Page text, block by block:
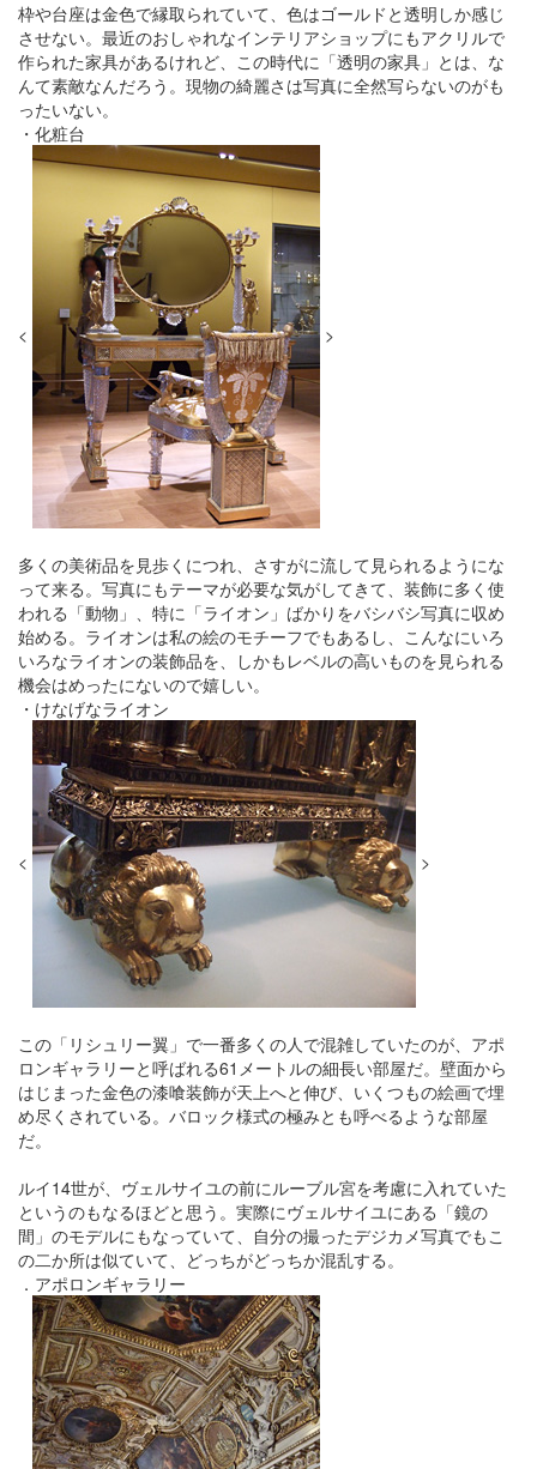
枠や台座は金色で縁取られていて、色はゴールドと透明しか感じ
させない。最近のおしゃれなインテリアショップにもアクリルで
作られた家具があるけれど、この時代に「透明の家具」とは、な
んて素敵なんだろう。現物の綺麗さは写真に全然写らないのがも
ったいない。
・化粧台
< >
多くの美術品を見歩くにつれ、さすがに流して見られるようにな
って来る。写真にもテーマが必要な気がしてきて、装飾に多く使
われる「動物」、特に「ライオン」ばかりをバシバシ写真に収め
始める。ライオンは私の絵のモチーフでもあるし、こんなにいろ
いろなライオンの装飾品を、しかもレベルの高いものを見られる
機会はめったにないので嬉しい。
・けなげなライオン
< >
この「リシュリー翼」で一番多くの人で混雑していたのが、アポ
ロンギャラリーと呼ばれる61メートルの細長い部屋だ。壁面から
はじまった金色の漆喰装飾が天上へと伸び、いくつもの絵画で埋
め尽くされている。バロック様式の極みとも呼べるような部屋
だ。
ルイ14世が、ヴェルサイユの前にルーブル宮を考慮に入れていた
というのもなるほどと思う。実際にヴェルサイユにある「鏡の
間」のモデルにもなっていて、自分の撮ったデジカメ写真でもこ
の二か所は似ていて、どっちがどっちか混乱する。
．アポロンギャラリー